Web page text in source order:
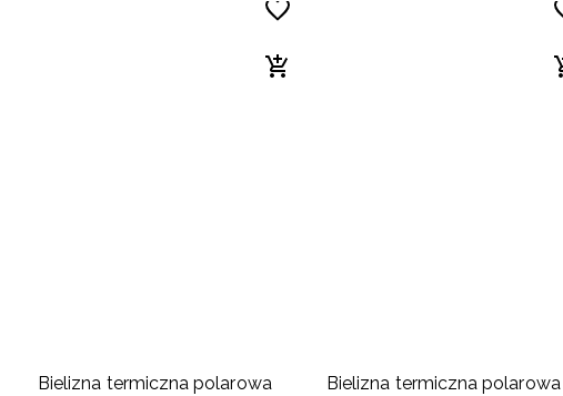
Bielizna termiczna polarowa
Bielizna termiczna polarowa